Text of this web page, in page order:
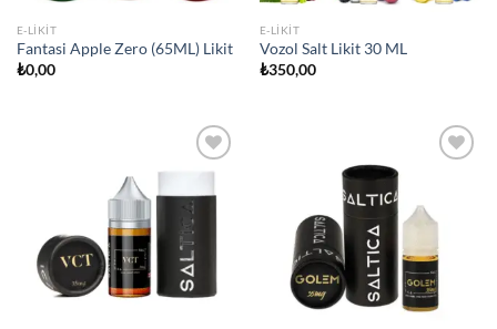
E-LIKIT
Fantasi Apple Zero (65ML) Likit
₺0,00
E-LIKIT
Vozol Salt Likit 30 ML
₺350,00
Add to